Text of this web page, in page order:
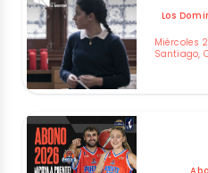
Los
Miércoles
Santiago,